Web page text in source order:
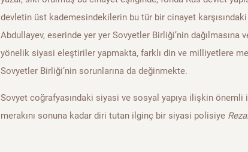
devletin üst kademesindekilerin bu tür bir cinayet
Abdullayev, eserinde yer yer Sovyetler Birliği’nin dağılmasına
yönelik siyasi eleştiriler yapmakta, farklı din ve milliyetlere
Sovyetler Birliği’nin sorunlarına da değinmekte.
Sovyet coğrafyasındaki siyasi ve sosyal yapıya ilişkin önemli
merakını sonuna kadar diri tutan ilginç bir siyasi polisiye